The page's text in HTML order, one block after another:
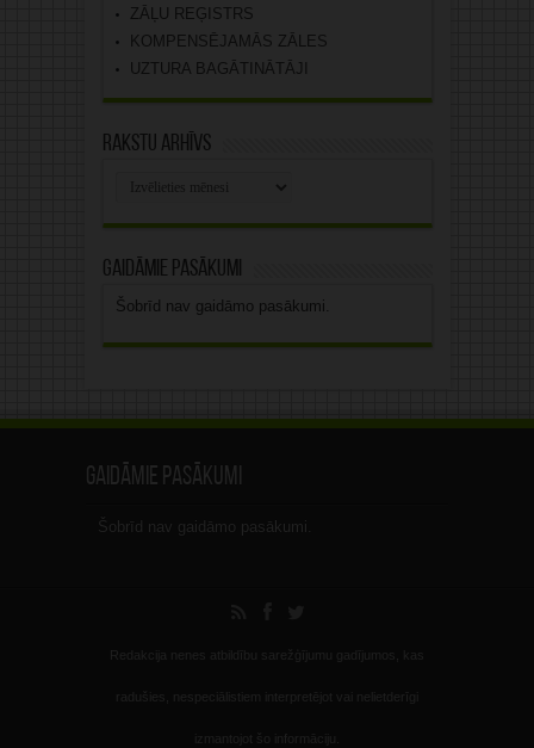
ZĀĻU REĢISTRS
KOMPENSĒJAMĀS ZĀLES
UZTURA BAGĀTINĀTĀJI
Rakstu arhīvs
Gaidāmie pasākumi
Šobrīd nav gaidāmo pasākumi.
Gaidāmie pasākumi
Šobrīd nav gaidāmo pasākumi.
Redakcija nenes atbildību sarežģījumu gadījumos, kas
radušies, nespeciālistiem interpretējot vai nelietderīgi
izmantojot šo informāciju.